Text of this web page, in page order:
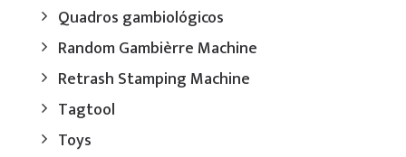
Quadros gambiológicos
Random Gambièrre Machine
Retrash Stamping Machine
Tagtool
Toys